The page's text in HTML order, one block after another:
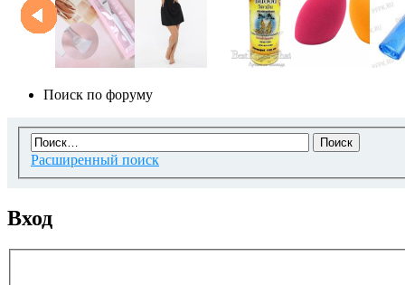
Поиск по форуму
Расширенный поиск
Вход